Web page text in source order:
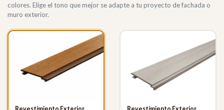
colores. Elige el tono que mejor se adapte a tu proyecto de fachada o
muro exterior.